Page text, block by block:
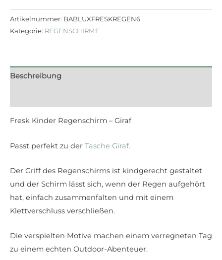
Artikelnummer: BABLUXFRESKREGEN6
Kategorie: REGENSCHIRME
Beschreibung
Fresk Kinder Regenschirm – Giraf
Passt perfekt zu der Tasche Giraf.
Der Griff des Regenschirms ist kindgerecht gestaltet
und der Schirm lässt sich, wenn der Regen aufgehört
hat, einfach zusammenfalten und mit einem
Klettverschluss verschließen.
Die verspielten Motive machen einem verregneten Tag
zu einem echten Outdoor-Abenteuer.